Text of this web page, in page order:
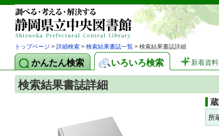
トップページ > 詳細検索 > 検索結果書誌一覧 > 検索結果書誌詳細
かんたん検索 いろいろ検索 新着資料
検索結果書誌詳細
所